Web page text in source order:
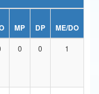
MP DP ME/DO
0 0 1